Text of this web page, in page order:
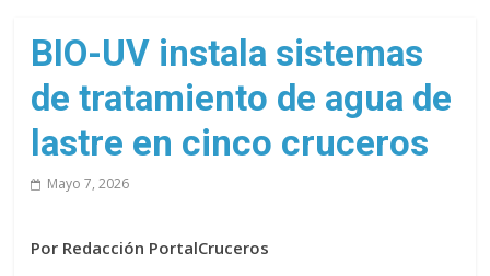
de
cruceros
en
un
solo
BIO-UV instala sistemas
de tratamiento de agua de
lastre en cinco cruceros
Mayo 7, 2026
Por Redacción PortalCruceros